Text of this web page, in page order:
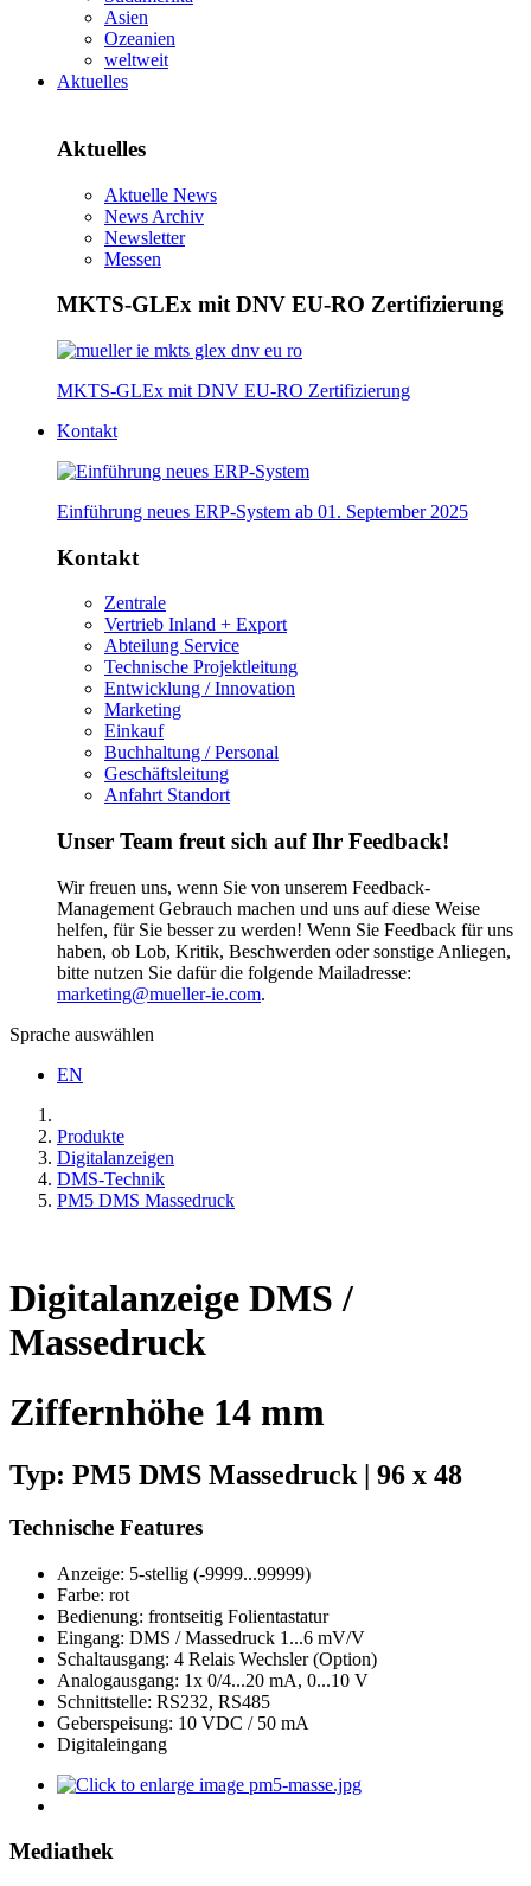
Asien
Ozeanien
weltweit
Aktuelles
Aktuelles
Aktuelle News
News Archiv
Newsletter
Messen
MKTS-GLEx mit DNV EU-RO Zertifizierung
MKTS-GLEx mit DNV EU-RO Zertifizierung
Kontakt
Einführung neues ERP-System ab 01. September 2025
Kontakt
Zentrale
Vertrieb Inland + Export
Abteilung Service
Technische Projektleitung
Entwicklung / Innovation
Marketing
Einkauf
Buchhaltung / Personal
Geschäftsleitung
Anfahrt Standort
Unser Team freut sich auf Ihr Feedback!
Wir freuen uns, wenn Sie von unserem Feedback-
Management Gebrauch machen und uns auf diese Weise
helfen, für Sie besser zu werden! Wenn Sie Feedback für uns
haben, ob Lob, Kritik, Beschwerden oder sonstige Anliegen,
bitte nutzen Sie dafür die folgende Mailadresse:
marketing@mueller-ie.com.
Sprache auswählen
EN
Produkte
Digitalanzeigen
DMS-Technik
PM5 DMS Massedruck
Digitalanzeige DMS /
Massedruck
Ziffernhöhe 14 mm
Typ: PM5 DMS Massedruck | 96 x 48
Technische Features
Anzeige: 5-stellig (-9999...99999)
Farbe: rot
Bedienung: frontseitig Folientastatur
Eingang: DMS / Massedruck 1...6 mV/V
Schaltausgang: 4 Relais Wechsler (Option)
Analogausgang: 1x 0/4...20 mA, 0...10 V
Schnittstelle: RS232, RS485
Geberspeisung: 10 VDC / 50 mA
Digitaleingang
Mediathek